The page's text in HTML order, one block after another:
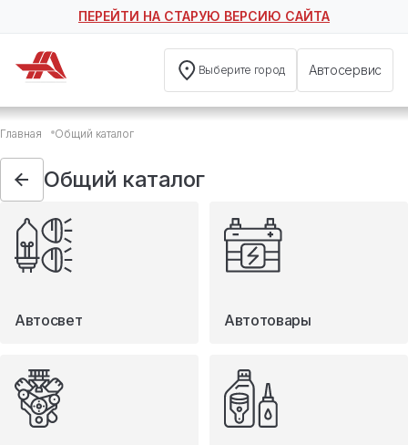
ПЕРЕЙТИ НА СТАРУЮ ВЕРСИЮ САЙТА
Выберите город Автосервис
Общий каталог
Автосвет
Автотовары
Запчасти
Масла и технические жидкости
Мототовары
Туризм
Главная Общий каталог
Общий каталог
Автосвет Автотовары